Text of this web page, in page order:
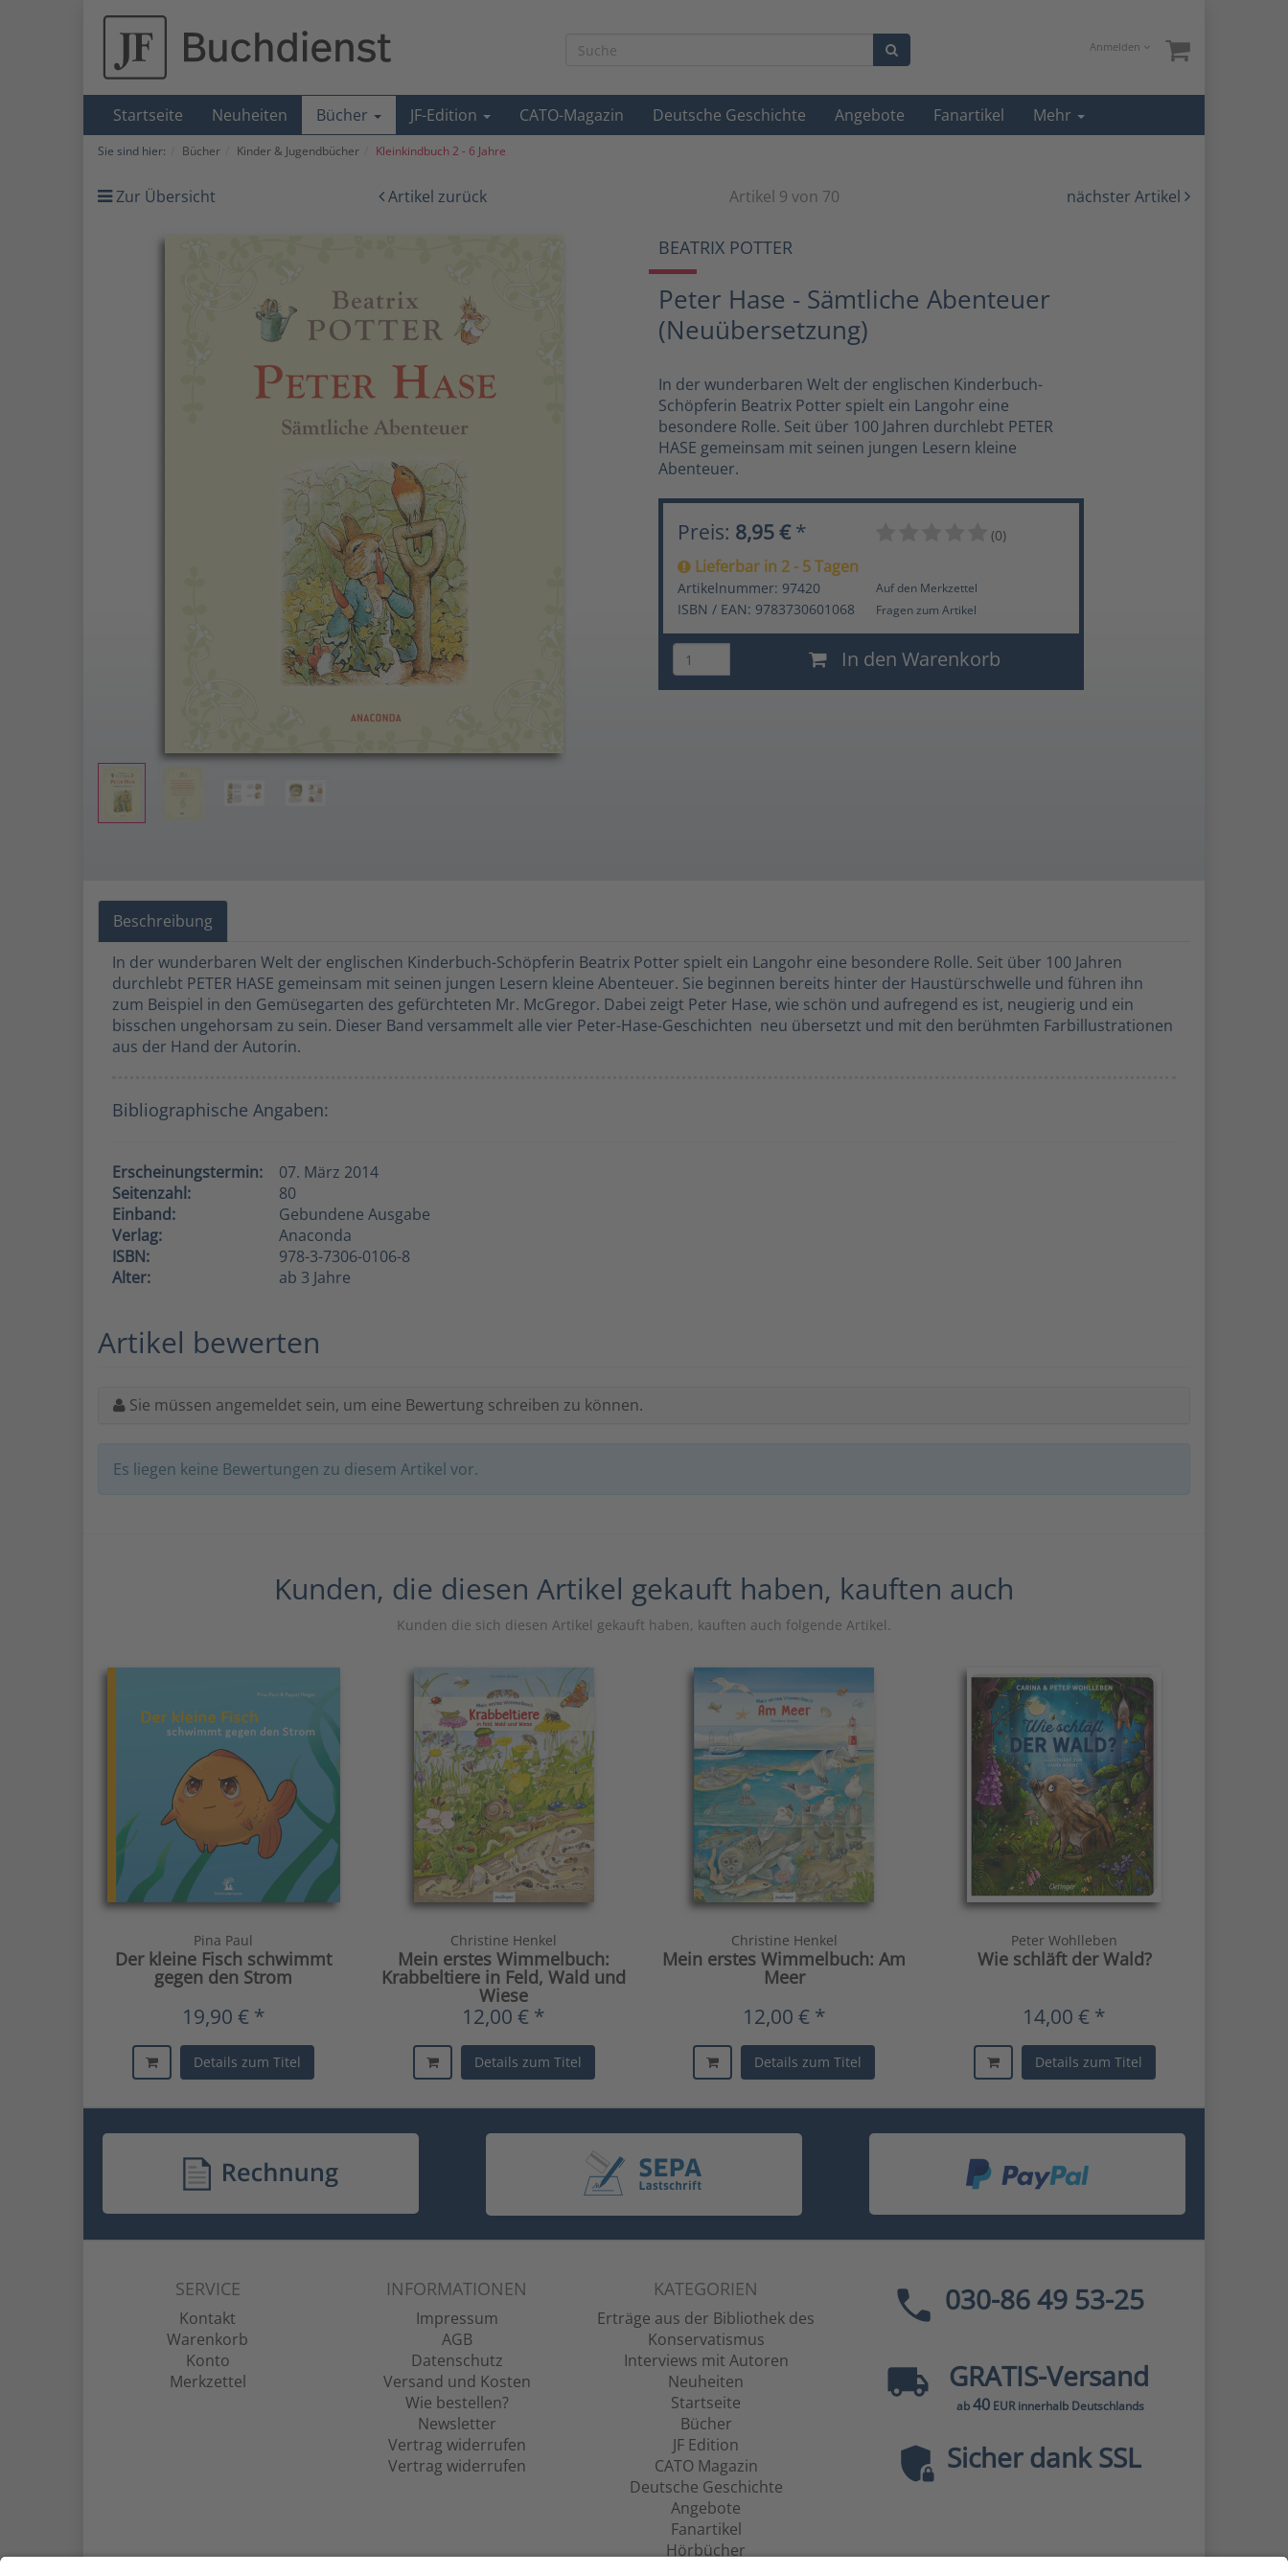
Anmelden
Startseite Neuheiten Bücher JF-Edition CATO-Magazin Deutsche Geschichte Angebote Fanartikel Mehr
Sie sind hier: Bücher Kinder & Jugendbücher Kleinkindbuch 2 - 6 Jahre
Zur Übersicht Artikel zurück Artikel 9 von 70 nächster Artikel
BEATRIX POTTER
Peter Hase - Sämtliche Abenteuer
(Neuübersetzung)
In der wunderbaren Welt der englischen Kinderbuch-
Schöpferin Beatrix Potter spielt ein Langohr eine
besondere Rolle. Seit über 100 Jahren durchlebt PETER
HASE gemeinsam mit seinen jungen Lesern kleine
Abenteuer.
Preis: 8,95 € *
Lieferbar in 2 - 5 Tagen
Artikelnummer: 97420
ISBN / EAN: 9783730601068
(0)
Auf den Merkzettel
Fragen zum Artikel
In den Warenkorb
Beschreibung
In der wunderbaren Welt der englischen Kinderbuch-Schöpferin Beatrix Potter spielt ein Langohr eine besondere Rolle. Seit über 100 Jahren
durchlebt PETER HASE gemeinsam mit seinen jungen Lesern kleine Abenteuer. Sie beginnen bereits hinter der Haustürschwelle und führen ihn
zum Beispiel in den Gemüsegarten des gefürchteten Mr. McGregor. Dabei zeigt Peter Hase, wie schön und aufregend es ist, neugierig und ein
bisschen ungehorsam zu sein. Dieser Band versammelt alle vier Peter-Hase-Geschichten  neu übersetzt und mit den berühmten Farbillustrationen
aus der Hand der Autorin.
Bibliographische Angaben:
Erscheinungstermin:
07. März 2014
Seitenzahl:
80
Einband:
Gebundene Ausgabe
Verlag:
Anaconda
ISBN:
978-3-7306-0106-8
Alter:
ab 3 Jahre
Artikel bewerten
Sie müssen angemeldet sein, um eine Bewertung schreiben zu können.
Es liegen keine Bewertungen zu diesem Artikel vor.
Kunden, die diesen Artikel gekauft haben, kauften auch
Kunden die sich diesen Artikel gekauft haben, kauften auch folgende Artikel.
Pina Paul
Der kleine Fisch schwimmt
gegen den Strom
19,90 € *
Details zum Titel
Christine Henkel
Mein erstes Wimmelbuch:
Krabbeltiere in Feld, Wald und
Wiese
12,00 € *
Details zum Titel
Christine Henkel
Mein erstes Wimmelbuch: Am
Meer
12,00 € *
Details zum Titel
Peter Wohlleben
Wie schläft der Wald?
14,00 € *
Details zum Titel
SERVICE
Kontakt
Warenkorb
Konto
Merkzettel
INFORMATIONEN
Impressum
AGB
Datenschutz
Versand und Kosten
Wie bestellen?
Newsletter
Vertrag widerrufen
Vertrag widerrufen
KATEGORIEN
Erträge aus der Bibliothek des
Konservatismus
Interviews mit Autoren
Neuheiten
Startseite
Bücher
JF Edition
CATO Magazin
Deutsche Geschichte
Angebote
Fanartikel
Hörbücher
030-86 49 53-25
GRATIS-Versand
ab40EUR innerhalb Deutschlands
Sicher dank SSL